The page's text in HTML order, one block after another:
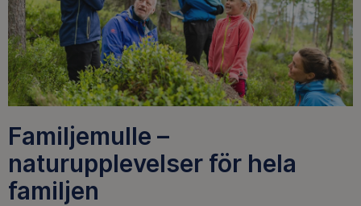
Familjemulle –
naturupplevelser för hela
familjen